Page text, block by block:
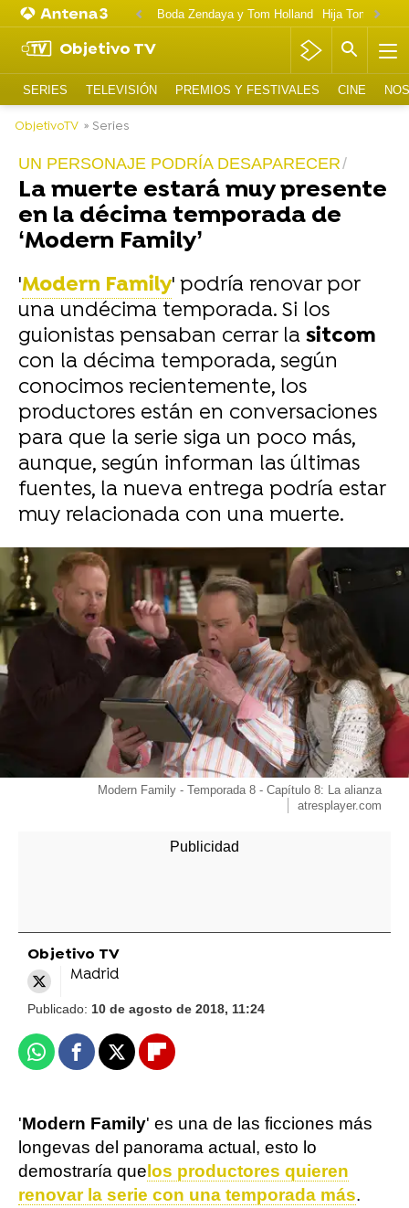
Boda Zendaya y Tom Holland Hija Tom
Objetivo TV
SERIES TELEVISIÓN PREMIOS Y FESTIVALES CINE
ObjetivoTV » Series
UN PERSONAJE PODRÍA DESAPARECER
La muerte estará muy presente
en la décima temporada de
‘Modern Family’
'Modern Family' podría renovar por
una undécima temporada. Si los
guionistas pensaban cerrar la sitcom
con la décima temporada, según
conocimos recientemente, los
productores están en conversaciones
para que la serie siga un poco más,
aunque, según informan las últimas
fuentes, la nueva entrega podría estar
muy relacionada con una muerte.
-
Modern Family - Temporada 8 - Capítulo 8: La alianza
atresplayer.com
Objetivo TV
Madrid
Publicado: 10 de agosto de 2018, 11:24
WhatsappFacebook
X Flipboard
'Modern Family' es una de las ficciones más
longevas del panorama actual, esto lo
demostraría que los productores quieren
renovar la serie con una temporada más.